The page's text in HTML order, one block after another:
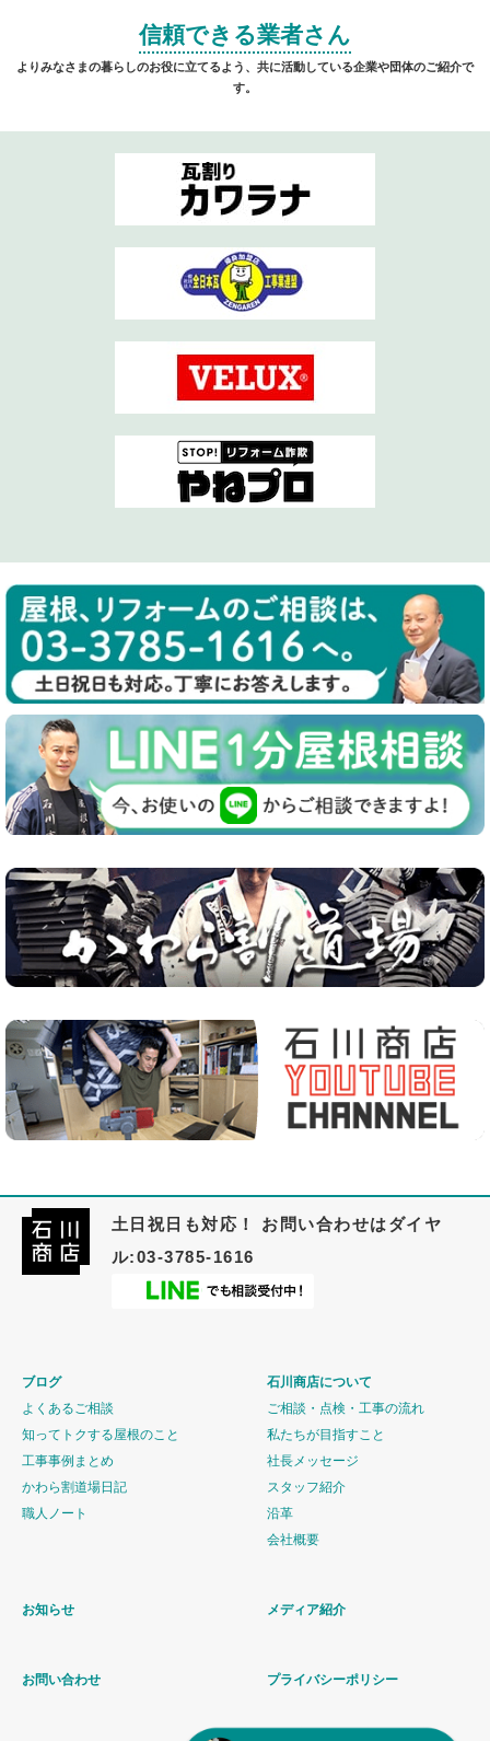
信頼できる業者さん
よりみなさまの暮らしのお役に立てるよう、共に活動している企業や団体のご紹介で
す。
土日祝日も対応！ お問い合わせはダイヤ
ル:03-3785-1616
ブログ
よくあるご相談
知ってトクする屋根のこと
工事事例まとめ
かわら割道場日記
職人ノート
石川商店について
ご相談・点検・工事の流れ
私たちが目指すこと
社長メッセージ
スタッフ紹介
沿革
会社概要
お知らせ メディア紹介
お問い合わせ プライバシーポリシー